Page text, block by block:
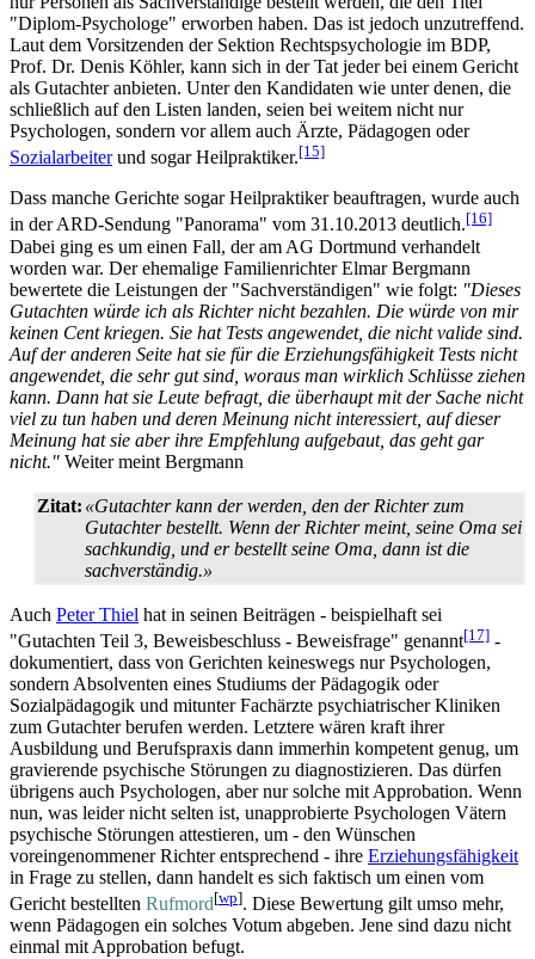
"Diplom-Psychologe" erworben haben. Das ist jedoch unzutreffend.
Laut dem Vorsitzenden der Sektion Rechtspsychologie im BDP,
Prof. Dr. Denis Köhler, kann sich in der Tat jeder bei einem Gericht
als Gutachter anbieten. Unter den Kandidaten wie unter denen, die
schließlich auf den Listen landen, seien bei weitem nicht nur
Psychologen, sondern vor allem auch Ärzte, Pädagogen oder
Sozialarbeiterund sogar Heilpraktiker.[15]
Dass manche Gerichte sogar Heilpraktiker beauftragen, wurde auch
in der ARD-Sendung "Panorama" vom 31.10.2013 deutlich.[16]
Dabei ging es um einen Fall, der am AG Dortmund verhandelt
worden war. Der ehemalige Familienrichter Elmar Bergmann
bewertete die Leistungen der "Sachverständigen" wie folgt: "Dieses
Gutachten würde ich als Richter nicht bezahlen. Die würde von mir
keinen Cent kriegen. Sie hat Tests angewendet, die nicht valide sind.
Auf der anderen Seite hat sie für die Erziehungsfähigkeit Tests nicht
angewendet, die sehr gut sind, woraus man wirklich Schlüsse ziehen
kann. Dann hat sie Leute befragt, die überhaupt mit der Sache nicht
viel zu tun haben und deren Meinung nicht interessiert, auf dieser
Meinung hat sie aber ihre Empfehlung aufgebaut, das geht gar
nicht." Weiter meint Bergmann
Zitat: «Gutachter kann der werden, den der Richter zum
Gutachter bestellt. Wenn der Richter meint, seine Oma sei
sachkundig, und er bestellt seine Oma, dann ist die
sachverständig.»
Auch Peter Thiel hat in seinen Beiträgen - beispielhaft sei
"Gutachten Teil 3, Beweisbeschluss - Beweisfrage" genannt[17] -
dokumentiert, dass von Gerichten keineswegs nur Psychologen,
sondern Absolventen eines Studiums der Pädagogik oder
Sozialpädagogik und mitunter Fachärzte psychiatrischer Kliniken
zum Gutachter berufen werden. Letztere wären kraft ihrer
Ausbildung und Berufspraxis dann immerhin kompetent genug, um
gravierende psychische Störungen zu diagnostizieren. Das dürfen
übrigens auch Psychologen, aber nur solche mit Approbation. Wenn
nun, was leider nicht selten ist, unapprobierte Psychologen Vätern
psychische Störungen attestieren, um - den Wünschen
voreingenommener Richter entsprechend - ihre Erziehungsfähigkeit
in Frage zu stellen, dann handelt es sich faktisch um einen vom
Gericht bestellten Rufmord[wp]. Diese Bewertung gilt umso mehr,
wenn Pädagogen ein solches Votum abgeben. Jene sind dazu nicht
einmal mit Approbation befugt.